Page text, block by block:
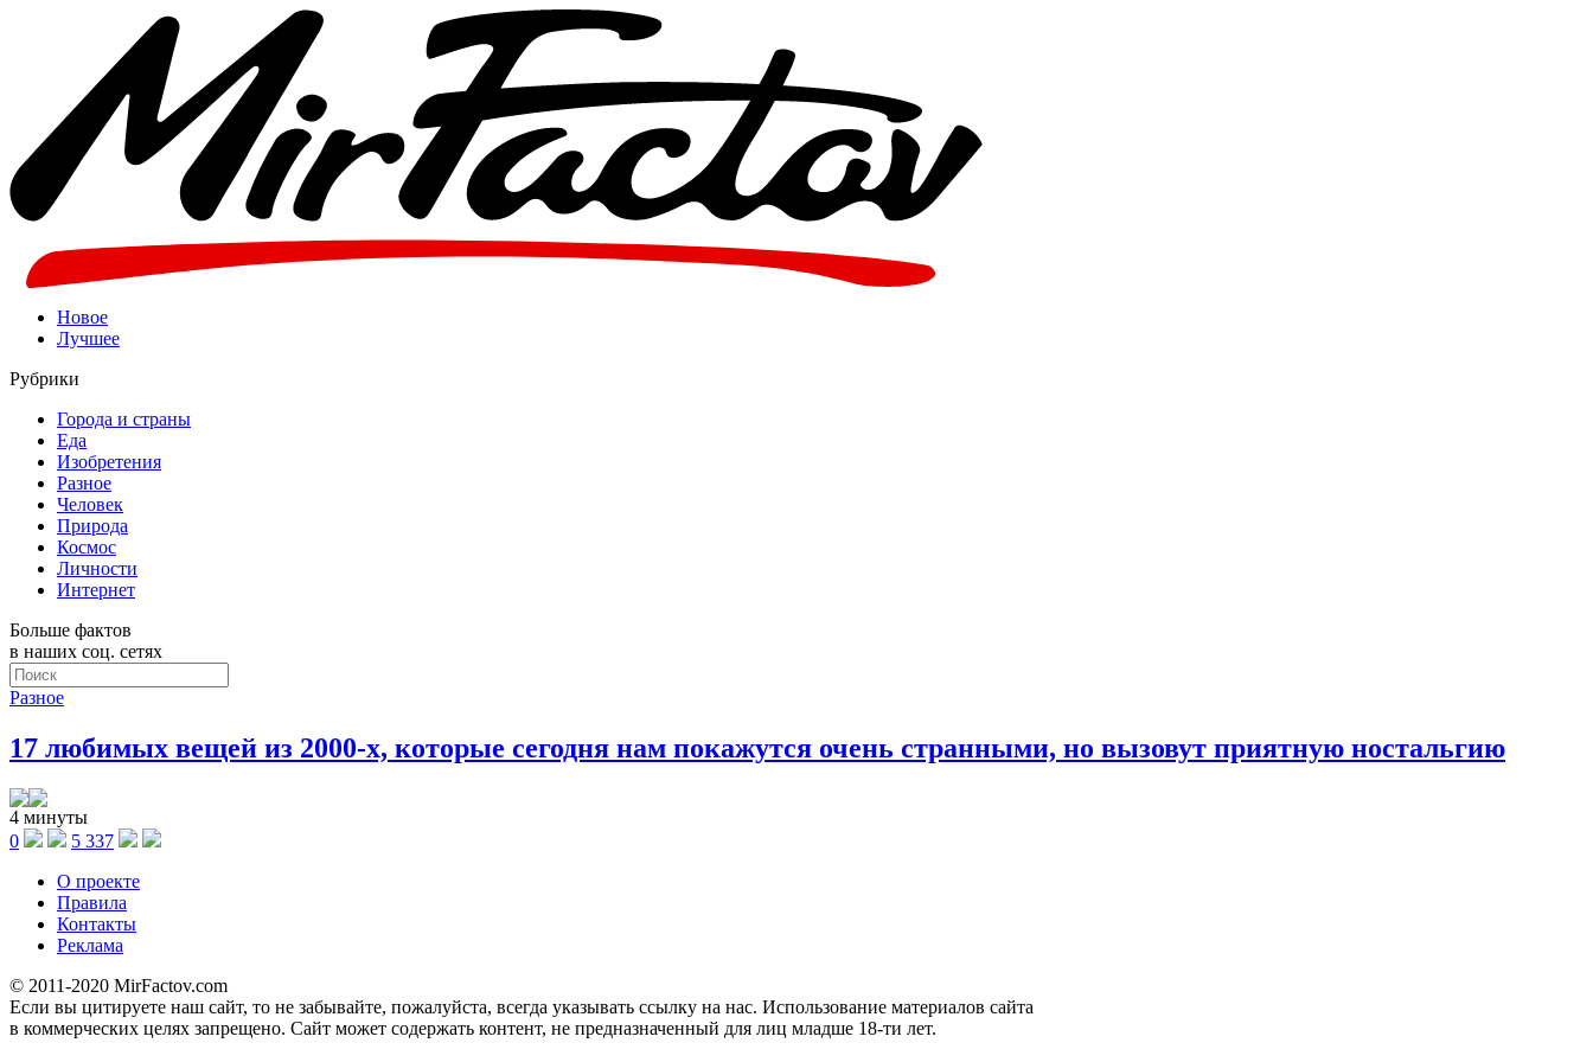
Новое
Лучшее
Рубрики
Города и страны
Еда
Изобретения
Разное
Человек
Природа
Космос
Личности
Интернет
Больше фактов
в наших соц. сетях
Разное
17 любимых вещей из 2000-х, которые сегодня нам покажутся очень странными, но вызовут приятную ностальгию
4 минуты
0
5 337
О проекте
Правила
Контакты
Реклама
© 2011-2020 MirFactov.com
Если вы цитируете наш сайт, то не забывайте, пожалуйста, всегда указывать ссылку на нас. Использование материалов сайта
в коммерческих целях запрещено. Сайт может содержать контент, не предназначенный для лиц младше 18-ти лет.